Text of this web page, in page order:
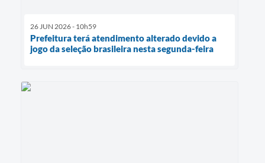
26 JUN 2026 - 10h59
Prefeitura terá atendimento alterado devido a
jogo da seleção brasileira nesta segunda-feira